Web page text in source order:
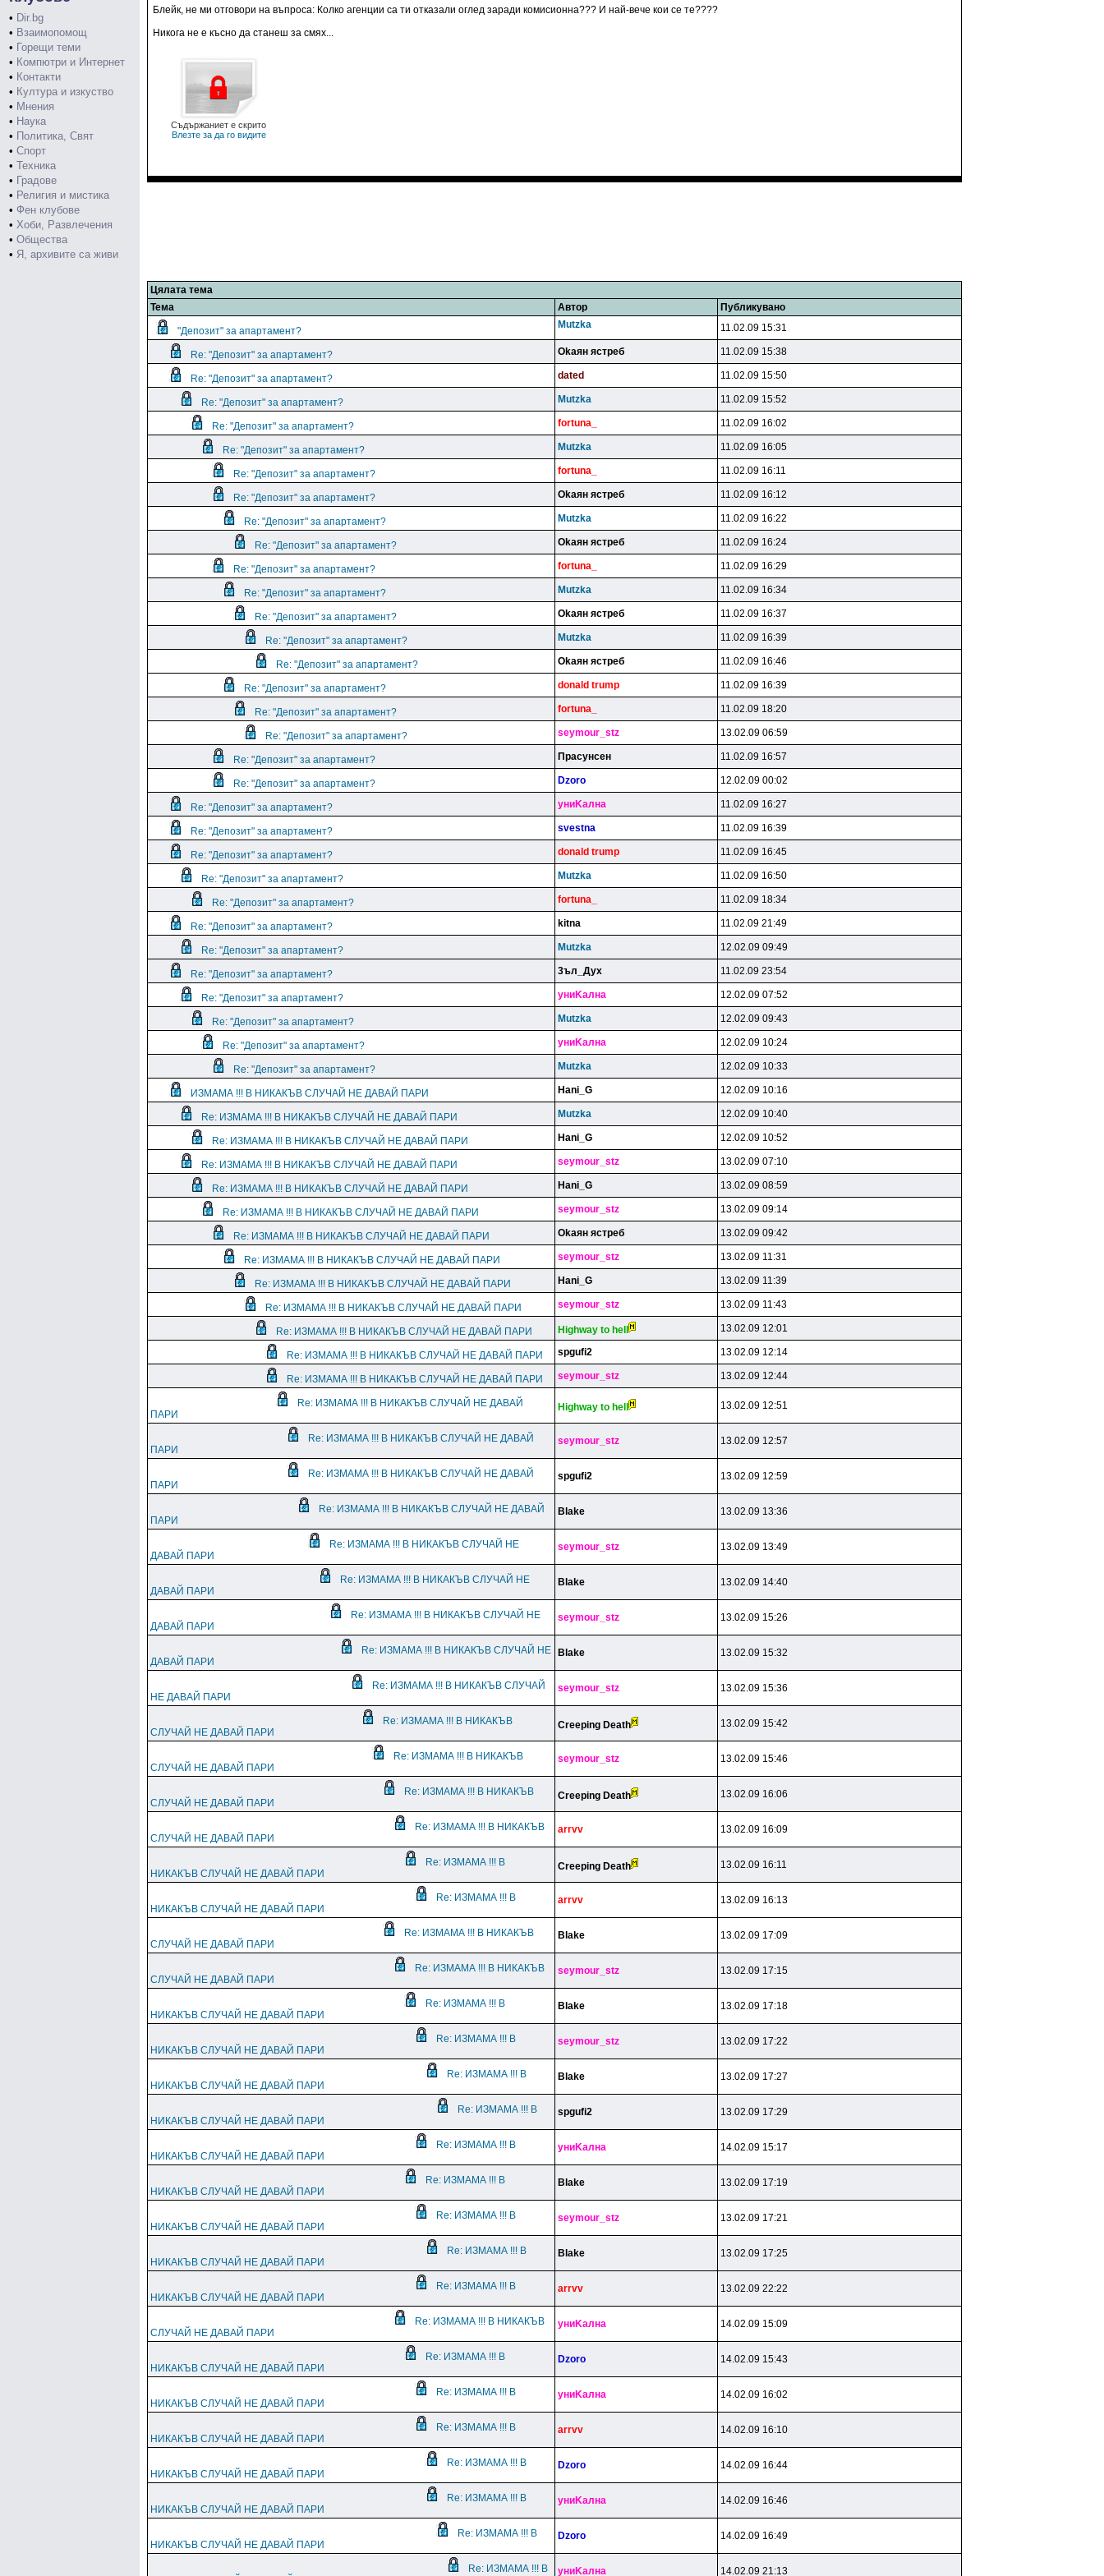
• Dir.bg
• Взаимопомощ
• Горещи теми
• Компютри и Интернет
• Контакти
• Култура и изкуство
• Мнения
• Наука
• Политика, Свят
• Спорт
• Техника
• Градове
• Религия и мистика
• Фен клубове
• Хоби, Развлечения
• Общества
• Я, архивите са живи
Блейк, не ми отговори на въпроса: Колко агенции са ти отказали оглед заради комисионна??? И най-вече кои се те????
Никога не е късно да станеш за смях...
Съдържаниет е скрито
Влезте за да го видите
Цялата тема
Тема
Автор Публикувано
"Депозит" за апартамент?
Mutzka 11.02.09 15:31
Re: "Депозит" за апартамент? Okaян яcтpeб 11.02.09 15:38
Re: "Депозит" за апартамент? dated 11.02.09 15:50
Re: "Депозит" за апартамент? Mutzka 11.02.09 15:52
Re: "Депозит" за апартамент? fortuna_ 11.02.09 16:02
Re: "Депозит" за апартамент? Mutzka 11.02.09 16:05
Re: "Депозит" за апартамент? fortuna_ 11.02.09 16:11
Re: "Депозит" за апартамент? Okaян яcтpeб 11.02.09 16:12
Re: "Депозит" за апартамент? Mutzka 11.02.09 16:22
Re: "Депозит" за апартамент? Okaян яcтpeб 11.02.09 16:24
Re: "Депозит" за апартамент? fortuna_ 11.02.09 16:29
Re: "Депозит" за апартамент? Mutzka 11.02.09 16:34
Re: "Депозит" за апартамент? Okaян яcтpeб 11.02.09 16:37
Re: "Депозит" за апартамент? Mutzka 11.02.09 16:39
Re: "Депозит" за апартамент? Okaян яcтpeб 11.02.09 16:46
Re: "Депозит" за апартамент? donald trump 11.02.09 16:39
Re: "Депозит" за апартамент? fortuna_ 11.02.09 18:20
Re: "Депозит" за апартамент? seymour_stz 13.02.09 06:59
Re: "Депозит" за апартамент? Пpacyнceн 11.02.09 16:57
Re: "Депозит" за апартамент? Dzoro 12.02.09 00:02
Re: "Депозит" за апартамент? yниKaлнa 11.02.09 16:27
Re: "Депозит" за апартамент? svestna 11.02.09 16:39
Re: "Депозит" за апартамент? donald trump 11.02.09 16:45
Re: "Депозит" за апартамент? Mutzka 11.02.09 16:50
Re: "Депозит" за апартамент? fortuna_ 11.02.09 18:34
Re: "Депозит" за апартамент? kitna 11.02.09 21:49
Re: "Депозит" за апартамент? Mutzka 12.02.09 09:49
Re: "Депозит" за апартамент? 3ъл_Дyx 11.02.09 23:54
Re: "Депозит" за апартамент? yниKaлнa 12.02.09 07:52
Re: "Депозит" за апартамент? Mutzka 12.02.09 09:43
Re: "Депозит" за апартамент? yниKaлнa 12.02.09 10:24
Re: "Депозит" за апартамент? Mutzka 12.02.09 10:33
ИЗМАМА !!! В НИКАКЪВ СЛУЧАЙ НЕ ДАВАЙ ПАРИ Hani_G 12.02.09 10:16
Re: ИЗМАМА !!! В НИКАКЪВ СЛУЧАЙ НЕ ДАВАЙ ПАРИ Mutzka 12.02.09 10:40
Re: ИЗМАМА !!! В НИКАКЪВ СЛУЧАЙ НЕ ДАВАЙ ПАРИ Hani_G 12.02.09 10:52
Re: ИЗМАМА !!! В НИКАКЪВ СЛУЧАЙ НЕ ДАВАЙ ПАРИ seymour_stz 13.02.09 07:10
Re: ИЗМАМА !!! В НИКАКЪВ СЛУЧАЙ НЕ ДАВАЙ ПАРИ Hani_G 13.02.09 08:59
Re: ИЗМАМА !!! В НИКАКЪВ СЛУЧАЙ НЕ ДАВАЙ ПАРИ seymour_stz 13.02.09 09:14
Re: ИЗМАМА !!! В НИКАКЪВ СЛУЧАЙ НЕ ДАВАЙ ПАРИ Okaян яcтpeб 13.02.09 09:42
Re: ИЗМАМА !!! В НИКАКЪВ СЛУЧАЙ НЕ ДАВАЙ ПАРИ seymour_stz 13.02.09 11:31
Re: ИЗМАМА !!! В НИКАКЪВ СЛУЧАЙ НЕ ДАВАЙ ПАРИ Hani_G 13.02.09 11:39
Re: ИЗМАМА !!! В НИКАКЪВ СЛУЧАЙ НЕ ДАВАЙ ПАРИ seymour_stz 13.02.09 11:43
Re: ИЗМАМА !!! В НИКАКЪВ СЛУЧАЙ НЕ ДАВАЙ ПАРИ Highway to hell 13.02.09 12:01
Re: ИЗМАМА !!! В НИКАКЪВ СЛУЧАЙ НЕ ДАВАЙ ПАРИ spgufi2 13.02.09 12:14
Re: ИЗМАМА !!! В НИКАКЪВ СЛУЧАЙ НЕ ДАВАЙ ПАРИ seymour_stz 13.02.09 12:44
Re: ИЗМАМА !!! В НИКАКЪВ СЛУЧАЙ НЕ ДАВАЙ
ПАРИ
Highway to hell 13.02.09 12:51
Re: ИЗМАМА !!! В НИКАКЪВ СЛУЧАЙ НЕ ДАВАЙ
ПАРИ
seymour_stz 13.02.09 12:57
Re: ИЗМАМА !!! В НИКАКЪВ СЛУЧАЙ НЕ ДАВАЙ
ПАРИ
spgufi2 13.02.09 12:59
Re: ИЗМАМА !!! В НИКАКЪВ СЛУЧАЙ НЕ ДАВАЙ
ПАРИ
Blake 13.02.09 13:36
Re: ИЗМАМА !!! В НИКАКЪВ СЛУЧАЙ НЕ
ДАВАЙ ПАРИ
seymour_stz 13.02.09 13:49
Re: ИЗМАМА !!! В НИКАКЪВ СЛУЧАЙ НЕ
ДАВАЙ ПАРИ
Blake 13.02.09 14:40
Re: ИЗМАМА !!! В НИКАКЪВ СЛУЧАЙ НЕ
ДАВАЙ ПАРИ
seymour_stz 13.02.09 15:26
Re: ИЗМАМА !!! В НИКАКЪВ СЛУЧАЙ НЕ
ДАВАЙ ПАРИ
Blake 13.02.09 15:32
Re: ИЗМАМА !!! В НИКАКЪВ СЛУЧАЙ
НЕ ДАВАЙ ПАРИ
seymour_stz 13.02.09 15:36
Re: ИЗМАМА !!! В НИКАКЪВ
СЛУЧАЙ НЕ ДАВАЙ ПАРИ
Creeping Death 13.02.09 15:42
Re: ИЗМАМА !!! В НИКАКЪВ
СЛУЧАЙ НЕ ДАВАЙ ПАРИ
seymour_stz 13.02.09 15:46
Re: ИЗМАМА !!! В НИКАКЪВ
СЛУЧАЙ НЕ ДАВАЙ ПАРИ
Creeping Death 13.02.09 16:06
Re: ИЗМАМА !!! В НИКАКЪВ
СЛУЧАЙ НЕ ДАВАЙ ПАРИ
arrvv 13.02.09 16:09
Re: ИЗМАМА !!! В
НИКАКЪВ СЛУЧАЙ НЕ ДАВАЙ ПАРИ
Creeping Death 13.02.09 16:11
Re: ИЗМАМА !!! В
НИКАКЪВ СЛУЧАЙ НЕ ДАВАЙ ПАРИ
arrvv 13.02.09 16:13
Re: ИЗМАМА !!! В НИКАКЪВ
СЛУЧАЙ НЕ ДАВАЙ ПАРИ
Blake 13.02.09 17:09
Re: ИЗМАМА !!! В НИКАКЪВ
СЛУЧАЙ НЕ ДАВАЙ ПАРИ
seymour_stz 13.02.09 17:15
Re: ИЗМАМА !!! В
НИКАКЪВ СЛУЧАЙ НЕ ДАВАЙ ПАРИ
Blake 13.02.09 17:18
Re: ИЗМАМА !!! В
НИКАКЪВ СЛУЧАЙ НЕ ДАВАЙ ПАРИ
seymour_stz 13.02.09 17:22
Re: ИЗМАМА !!! В
НИКАКЪВ СЛУЧАЙ НЕ ДАВАЙ ПАРИ
Blake 13.02.09 17:27
Re: ИЗМАМА !!! В
НИКАКЪВ СЛУЧАЙ НЕ ДАВАЙ ПАРИ
spgufi2 13.02.09 17:29
Re: ИЗМАМА !!! В
НИКАКЪВ СЛУЧАЙ НЕ ДАВАЙ ПАРИ
yниKaлнa 14.02.09 15:17
Re: ИЗМАМА !!! В
НИКАКЪВ СЛУЧАЙ НЕ ДАВАЙ ПАРИ
Blake 13.02.09 17:19
Re: ИЗМАМА !!! В
НИКАКЪВ СЛУЧАЙ НЕ ДАВАЙ ПАРИ
seymour_stz 13.02.09 17:21
Re: ИЗМАМА !!! В
НИКАКЪВ СЛУЧАЙ НЕ ДАВАЙ ПАРИ
Blake 13.02.09 17:25
Re: ИЗМАМА !!! В
НИКАКЪВ СЛУЧАЙ НЕ ДАВАЙ ПАРИ
arrvv 13.02.09 22:22
Re: ИЗМАМА !!! В НИКАКЪВ
СЛУЧАЙ НЕ ДАВАЙ ПАРИ
yниKaлнa 14.02.09 15:09
Re: ИЗМАМА !!! В
НИКАКЪВ СЛУЧАЙ НЕ ДАВАЙ ПАРИ
Dzoro 14.02.09 15:43
Re: ИЗМАМА !!! В
НИКАКЪВ СЛУЧАЙ НЕ ДАВАЙ ПАРИ
yниKaлнa 14.02.09 16:02
Re: ИЗМАМА !!! В
НИКАКЪВ СЛУЧАЙ НЕ ДАВАЙ ПАРИ
arrvv 14.02.09 16:10
Re: ИЗМАМА !!! В
НИКАКЪВ СЛУЧАЙ НЕ ДАВАЙ ПАРИ
Dzoro 14.02.09 16:44
Re: ИЗМАМА !!! В
НИКАКЪВ СЛУЧАЙ НЕ ДАВАЙ ПАРИ
yниKaлнa 14.02.09 16:46
Re: ИЗМАМА !!! В
НИКАКЪВ СЛУЧАЙ НЕ ДАВАЙ ПАРИ
Dzoro 14.02.09 16:49
Re: ИЗМАМА !!! В
yниKaлнa 14.02.09 21:13